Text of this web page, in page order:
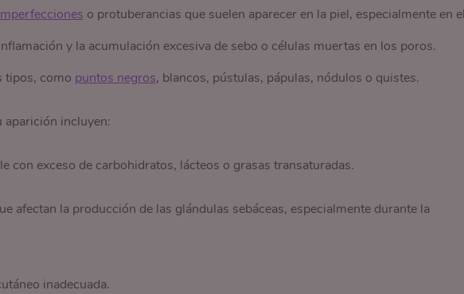
o protuberancias que suelen aparecer en la piel, especialmente en
y la acumulación excesiva de sebo o células muertas en los poros.
tipos, como puntos negros, blancos, pústulas, pápulas, nódulos o quistes.
aparición incluyen:
con exceso de carbohidratos, lácteos o grasas transaturadas.
afectan la producción de las glándulas sebáceas, especialmente durante la
inadecuada.